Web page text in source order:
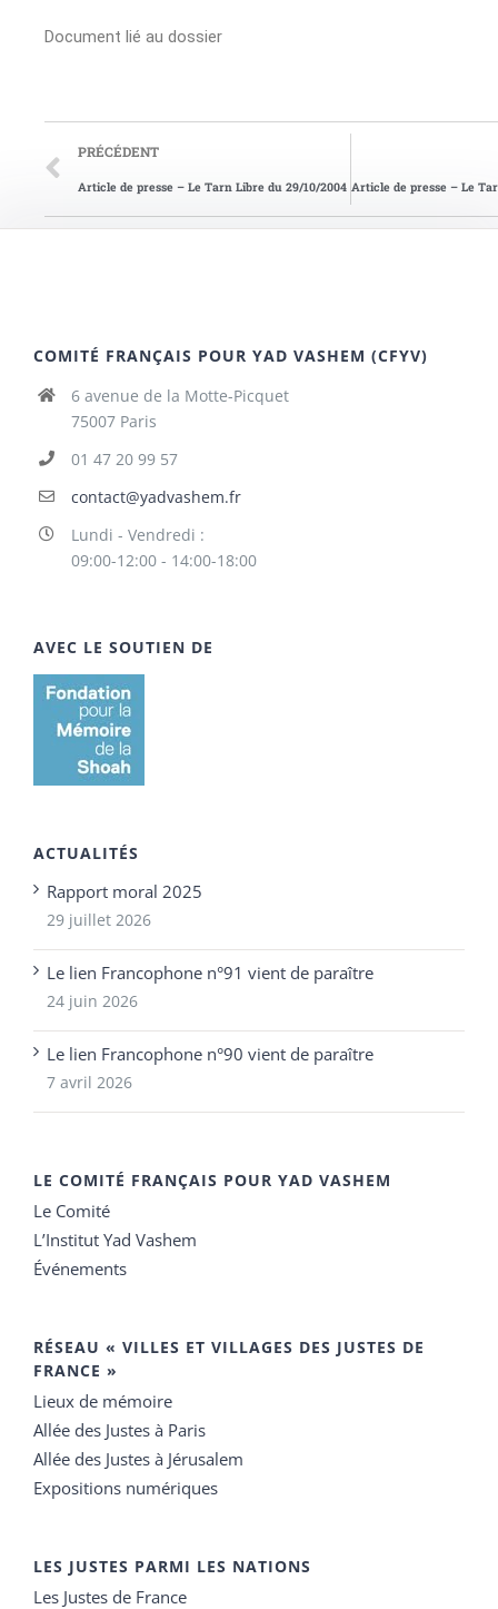
Document lié au dossier
PRÉCÉDENT
Article de presse – Le Tarn Libre du 29/10/2004
COMITÉ FRANÇAIS POUR YAD VASHEM (CFYV)
6 avenue de la Motte-Picquet
75007 Paris
01 47 20 99 57
contact@yadvashem.fr
Lundi - Vendredi :
09:00-12:00 - 14:00-18:00
AVEC LE SOUTIEN DE
ACTUALITÉS
Rapport moral 2025
29 juillet 2026
Le lien Francophone n°91 vient de paraître
24 juin 2026
Le lien Francophone n°90 vient de paraître
7 avril 2026
LE COMITÉ FRANÇAIS POUR YAD VASHEM
Le Comité
L’Institut Yad Vashem
Événements
RÉSEAU « VILLES ET VILLAGES DES JUSTES DE
FRANCE »
Lieux de mémoire
Allée des Justes à Paris
Allée des Justes à Jérusalem
Expositions numériques
LES JUSTES PARMI LES NATIONS
Les Justes de France